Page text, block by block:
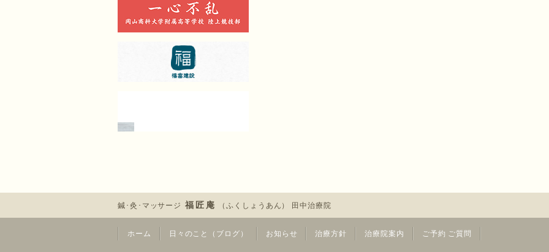
鍼･灸･マッサージ 福匠庵 （ふくしょうあん） 田中治療院
ホーム 日々のこと（ブログ） お知らせ 治療方針 治療院案内 ご予約 ご質問